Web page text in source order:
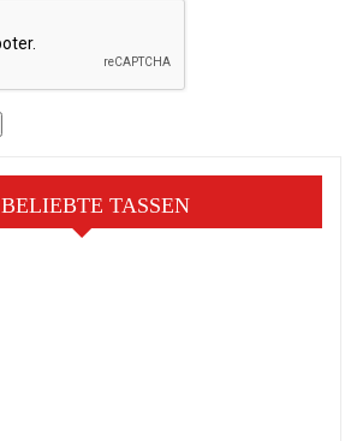
BELIEBTE TASSEN